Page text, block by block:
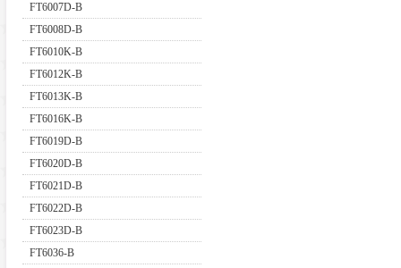
FT6007D-B
FT6008D-B
FT6010K-B
FT6012K-B
FT6013K-B
FT6016K-B
FT6019D-B
FT6020D-B
FT6021D-B
FT6022D-B
FT6023D-B
FT6036-B